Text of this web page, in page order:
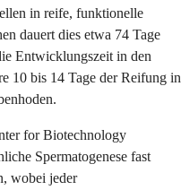
in reife, funktionelle
dauert dies etwa 74 Tage
Entwicklungszeit in den
10 bis 14 Tage der Reifung in
for Biotechnology
Spermatogenese fast
wobei jeder